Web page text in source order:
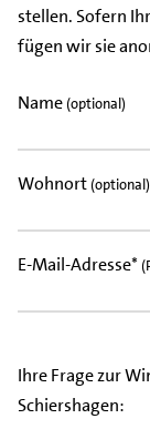
stellen. Sofern
fügen wir sie
Name (optional)
Wohnort (optional)
E-Mail-Adresse*
Ihre Frage zur
Schiershagen: